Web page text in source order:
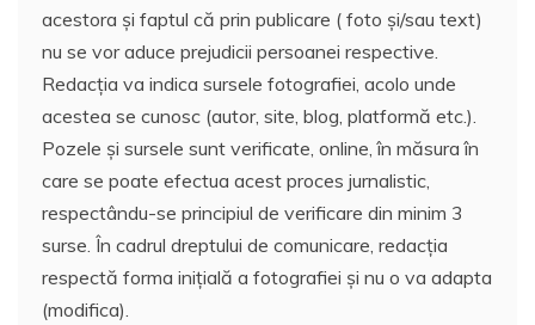
acestora și faptul că prin publicare ( foto și/sau text)
nu se vor aduce prejudicii persoanei respective.
Redacția va indica sursele fotografiei, acolo unde
acestea se cunosc (autor, site, blog, platformă etc.).
Pozele și sursele sunt verificate, online, în măsura în
care se poate efectua acest proces jurnalistic,
respectându-se principiul de verificare din minim 3
surse. În cadrul dreptului de comunicare, redacția
respectă forma inițială a fotografiei și nu o va adapta
(modifica).